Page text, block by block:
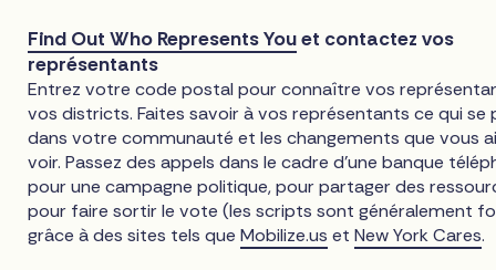
Find Out Who Represents Youet contactez vos
représentants
Entrez votre code postal pour connaître vos
vos districts. Faites savoir à vos représentants ce qui se
dans votre communauté et les changements que vous
voir. Passez des appels dans le cadre d'une banque
pour une campagne politique, pour partager des
pour faire sortir le vote (les scripts sont généralement
grâce à des sites tels queMobilize.us etNew York Cares.